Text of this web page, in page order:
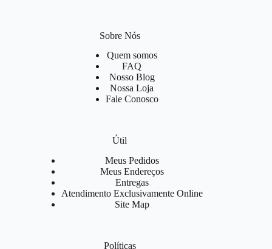
Sobre Nós
Quem somos
FAQ
Nosso Blog
Nossa Loja
Fale Conosco
Útil
Meus Pedidos
Meus Endereços
Entregas
Atendimento Exclusivamente Online
Site Map
Políticas